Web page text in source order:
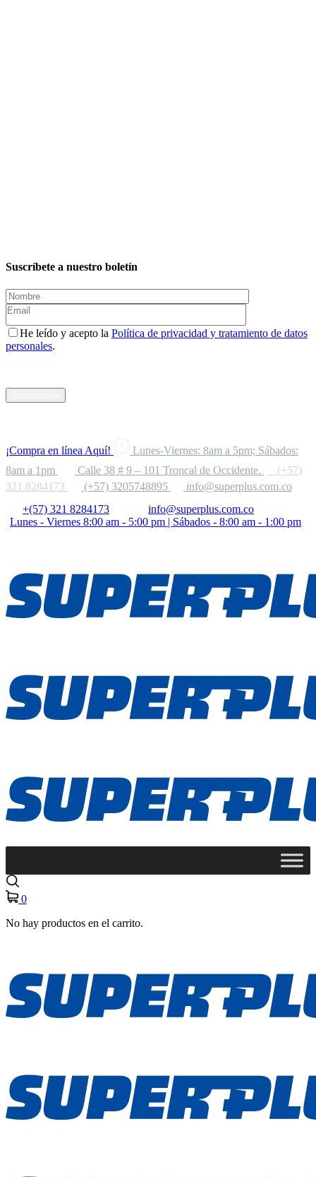
Suscríbete a nuestro boletín
He leído y acepto la Política de privacidad y tratamiento de datos
personales.
¡Compra en línea Aquí!
Lunes-Viernes: 8am a 5pm; Sábados:
8am a 1pm
Calle 38 # 9 – 101 Troncal de Occidente.
(+57)
321 8284173
(+57) 3205748895
info@superplus.com.co
+(57) 321 8284173
info@superplus.com.co
Lunes - Viernes 8:00 am - 5:00 pm | Sábados - 8:00 am - 1:00 pm
0
No hay productos en el carrito.